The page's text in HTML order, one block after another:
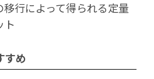
移行によって得られる定量
ト
すめ